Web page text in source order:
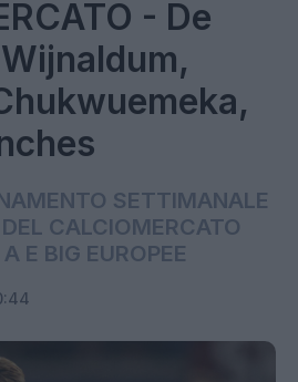
- De
SETTIMANALE
CALCIOMERCATO
E BIG EUROPEE